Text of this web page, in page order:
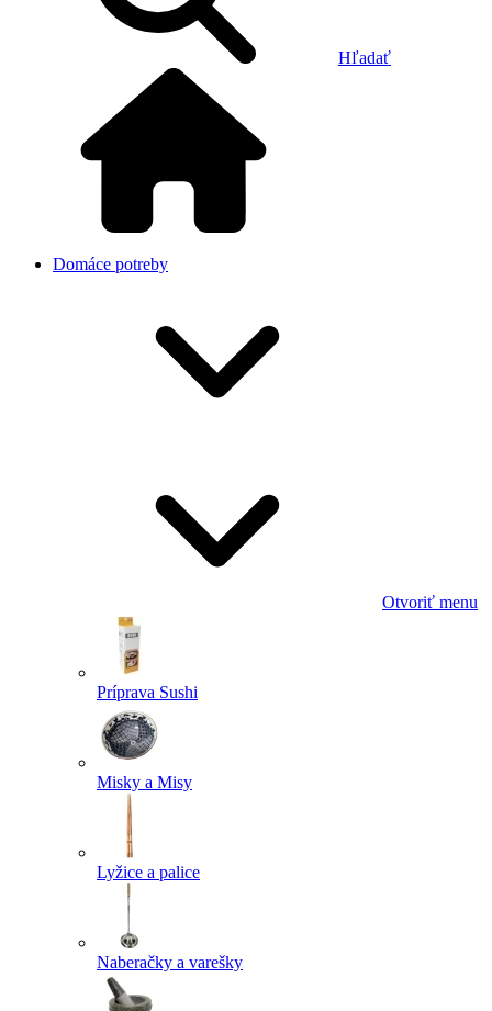
Hľadať
Domáce potreby
Otvoriť menu
Príprava Sushi
Misky a Misy
Lyžice a palice
Naberačky a varešky